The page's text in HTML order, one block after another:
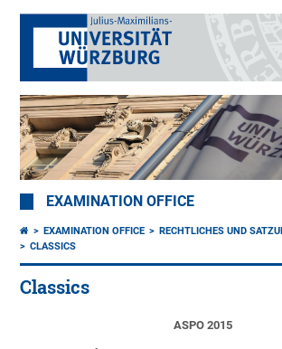
EXAMINATION OFFICE
EXAMINATION OFFICE RECHTLICHES UND
CLASSICS
Classics
ASPO 2015